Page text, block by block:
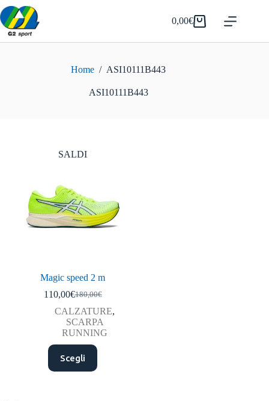
Salta
al
contenuto
Carrello
0,00€
Home / ASI10111B443
ASI10111B443
SALDI
Magic speed 2 m
180,00€
Il
prezzo
originale
era:
180,00€.
110,00€Il
prezzo
attuale
è:
110,00€.
CALZATURE,
SCARPA
RUNNING
Scegli
Questo
prodotto
ha